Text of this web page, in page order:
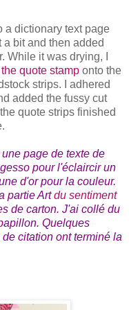
a dictionary text page
bit and then added
While it was drying, I
the quote stamp onto the
strips. I adhered
added the fussy cut
quote strips finished
une page de texte de
pour l'éclaircir un
d'or pour la couleur.
partie Artdu sentiment
de carton. J'ai collé du
Quelques
citation ont terminé la